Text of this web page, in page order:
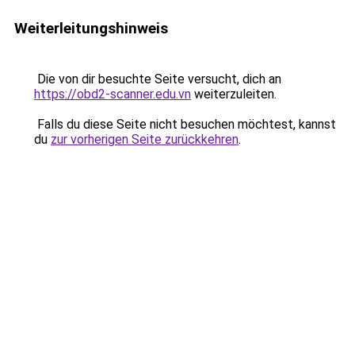
Weiterleitungshinweis
Die von dir besuchte Seite versucht, dich an
https://obd2-scanner.edu.vn weiterzuleiten.
Falls du diese Seite nicht besuchen möchtest, kannst
du zur vorherigen Seite zurückkehren.